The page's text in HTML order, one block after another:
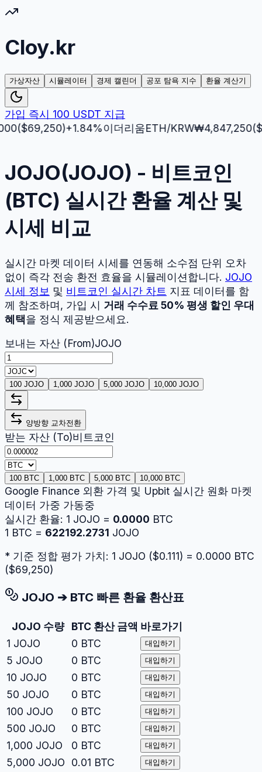
Cloy.kr
가상자산 시뮬레이터 경제 캘린더 공포 탐욕 지수 환율 계산기
가입 즉시 100 USDT 지급
69,250)+1.84%이더리움ETH/KRW₩4,847,250($
JOJO(JOJO) - 비트코인
(BTC) 실시간 환율 계산 및
시세 비교
실시간 마켓 데이터 시세를 연동해 소수점 단위 오차
없이 즉각 전송 환전 효율을 시뮬레이션합니다. JOJO
시세 정보 및 비트코인 실시간 차트 지표 데이터를 함
께 참조하며, 가입 시 거래 수수료 50% 평생 할인 우대
혜택을 정식 제공받으세요.
보내는 자산 (From)JOJO
100 JOJO 1,000 JOJO 5,000 JOJO 10,000 JOJO
양방향 교차전환
받는 자산 (To)비트코인
100 BTC 1,000 BTC 5,000 BTC 10,000 BTC
Google Finance 외환 가격 및 Upbit 실시간 원화 마켓
데이터 가중 가동중
실시간 환율: 1 JOJO = 0.0000 BTC
1 BTC = 622192.2731 JOJO
* 기준 정합 평가 가치: 1 JOJO ($0.111) = 0.0000 BTC
($69,250)
JOJO ➔ BTC 빠른 환율 환산표
JOJO 수량 BTC 환산 금액 바로가기
1 JOJO 0 BTC 대입하기
5 JOJO 0 BTC 대입하기
10 JOJO 0 BTC 대입하기
50 JOJO 0 BTC 대입하기
100 JOJO 0 BTC 대입하기
500 JOJO 0 BTC 대입하기
1,000 JOJO 0 BTC 대입하기
5,000 JOJO 0.01 BTC 대입하기